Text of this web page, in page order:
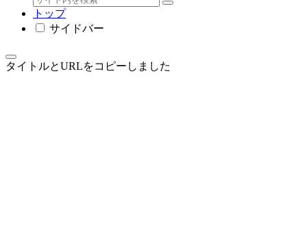
トップ
サイドバー
タイトルとURLをコピーしました